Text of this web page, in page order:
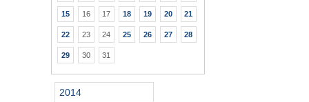
15 16 17 18 19 20 21
22 23 24 25 26 27 28
29 30 31
2014